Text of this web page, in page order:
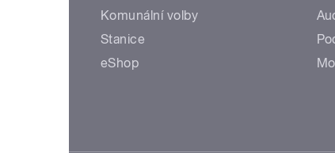
Komunální volby
Stanice
eShop